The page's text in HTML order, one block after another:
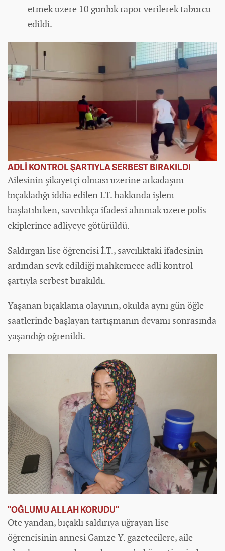
etmek üzere 10 günlük rapor verilerek taburcu
edildi.
ADLİ KONTROL ŞARTIYLA SERBEST BIRAKILDI
Ailesinin şikayetçi olması üzerine arkadaşını
bıçakladığı iddia edilen İ.T. hakkında işlem
başlatılırken, savcılıkça ifadesi alınmak üzere polis
ekiplerince adliyeye götürüldü.
Saldırgan lise öğrencisi İ.T., savcılıktaki ifadesinin
ardından sevk edildiği mahkemece adli kontrol
şartıyla serbest bırakıldı.
Yaşanan bıçaklama olayının, okulda aynı gün öğle
saatlerinde başlayan tartışmanın devamı sonrasında
yaşandığı öğrenildi.
"OĞLUMU ALLAH KORUDU"
Öte yandan, bıçaklı saldırıya uğrayan lise
öğrencisinin annesi Gamze Y. gazetecilere, aile